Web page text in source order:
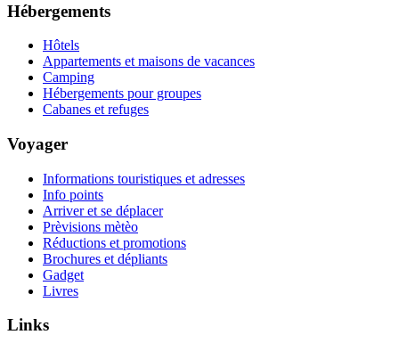
Hébergements
Hôtels
Appartements et maisons de vacances
Camping
Hébergements pour groupes
Cabanes et refuges
Voyager
Informations touristiques et adresses
Info points
Arriver et se déplacer
Prèvisions mètèo
Réductions et promotions
Brochures et dépliants
Gadget
Livres
Links